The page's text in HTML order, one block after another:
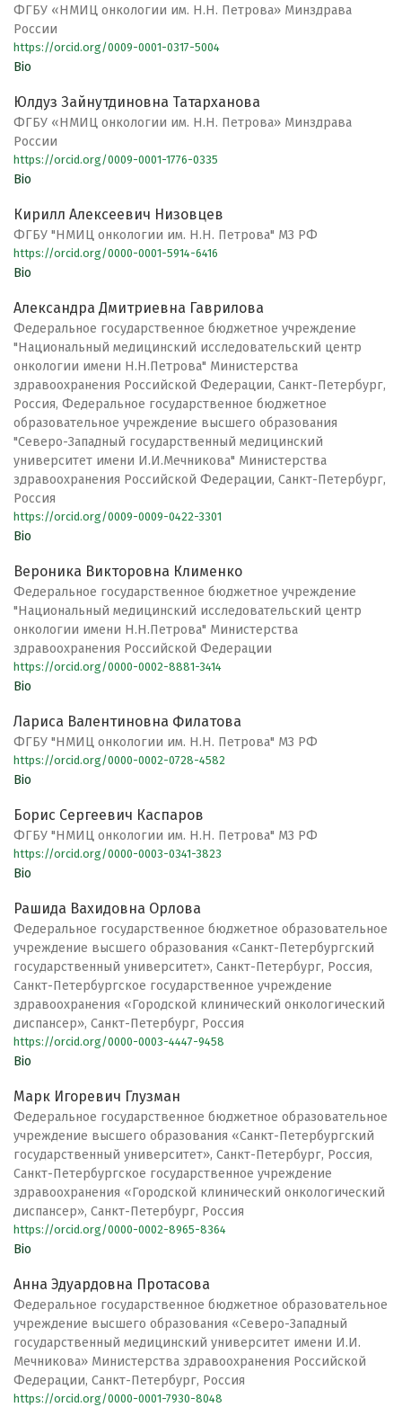
ФГБУ «НМИЦ онкологии им. Н.Н. Петрова» Минздрава
России
https://orcid.org/0009-0001-0317-5004
Bio
Юлдуз Зайнутдиновна Татарханова
ФГБУ «НМИЦ онкологии им. Н.Н. Петрова» Минздрава
России
https://orcid.org/0009-0001-1776-0335
Bio
Кирилл Алексеевич Низовцев
ФГБУ "НМИЦ онкологии им. Н.Н. Петрова" МЗ РФ
https://orcid.org/0000-0001-5914-6416
Bio
Александра Дмитриевна Гаврилова
Федеральное государственное бюджетное учреждение
"Национальный медицинский исследовательский центр
онкологии имени Н.Н.Петрова" Министерства
здравоохранения Российской Федерации, Санкт-Петербург,
Россия, Федеральное государственное бюджетное
образовательное учреждение высшего образования
"Северо-Западный государственный медицинский
университет имени И.И.Мечникова" Министерства
здравоохранения Российской Федерации, Санкт-Петербург,
Россия
https://orcid.org/0009-0009-0422-3301
Bio
Вероника Викторовна Клименко
Федеральное государственное бюджетное учреждение
"Национальный медицинский исследовательский центр
онкологии имени Н.Н.Петрова" Министерства
здравоохранения Российской Федерации
https://orcid.org/0000-0002-8881-3414
Bio
Лариса Валентиновна Филатова
ФГБУ "НМИЦ онкологии им. Н.Н. Петрова" МЗ РФ
https://orcid.org/0000-0002-0728-4582
Bio
Борис Сергеевич Каспаров
ФГБУ "НМИЦ онкологии им. Н.Н. Петрова" МЗ РФ
https://orcid.org/0000-0003-0341-3823
Bio
Рашида Вахидовна Орлова
Федеральное государственное бюджетное образовательное
учреждение высшего образования «Санкт-Петербургский
государственный университет», Санкт-Петербург, Россия,
Санкт-Петербургское государственное учреждение
здравоохранения «Городской клинический онкологический
диспансер», Санкт-Петербург, Россия
https://orcid.org/0000-0003-4447-9458
Bio
Марк Игоревич Глузман
Федеральное государственное бюджетное образовательное
учреждение высшего образования «Санкт-Петербургский
государственный университет», Санкт-Петербург, Россия,
Санкт-Петербургское государственное учреждение
здравоохранения «Городской клинический онкологический
диспансер», Санкт-Петербург, Россия
https://orcid.org/0000-0002-8965-8364
Bio
Анна Эдуардовна Протасова
Федеральное государственное бюджетное образовательное
учреждение высшего образования «Северо-Западный
государственный медицинский университет имени И.И.
Мечникова» Министерства здравоохранения Российской
Федерации, Санкт-Петербург, Россия
https://orcid.org/0000-0001-7930-8048